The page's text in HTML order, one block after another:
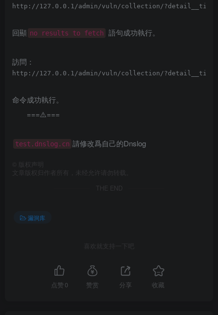
回顯 no results to fetch 語句成功執行。
訪問：
命令成功執行。
===⚠️️===
test.dnslog.cn 請修改爲自己的Dnslog
版权声明
文章版权归作者所有，未经允许请勿转载。
THE END
漏洞库
喜欢就支持一下吧
点赞 0 赞赏 分享 收藏